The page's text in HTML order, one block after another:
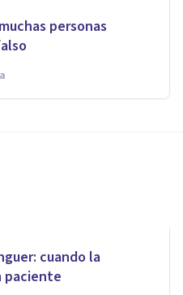
personas
cuando la
paciente